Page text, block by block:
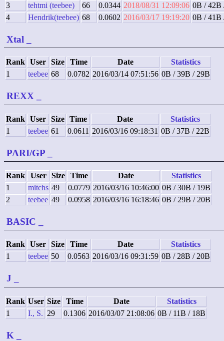
3
tehtmi (teebee) 66 0.0344 2018/08/31 12:09:06 0B / 42B
4
Hendrik(teebee) 68 0.0602 2016/03/17 19:19:20 0B / 41B
Xtal
Rank User Size Time Date
Statistics
1
teebee 68 0.0782 2016/03/14 07:51:56 0B / 39B / 29B
REXX
Rank User Size Time Date
Statistics
1
teebee 61 0.0611 2016/03/16 09:18:31 0B / 37B / 22B
PARI/GP
Rank User Size Time Date
Statistics
1
mitchs 49 0.0779 2016/03/16 10:46:00 0B / 30B / 19B
2
teebee 49 0.0958 2016/03/16 16:18:46 0B / 29B / 20B
BASIC
Rank User Size Time Date
Statistics
1
teebee 50 0.0563 2016/03/16 09:31:59 0B / 28B / 20B
J
Rank User Size Time Date
Statistics
1
I., S. 29 0.1306 2016/03/07 21:08:06 0B / 11B / 18B
K